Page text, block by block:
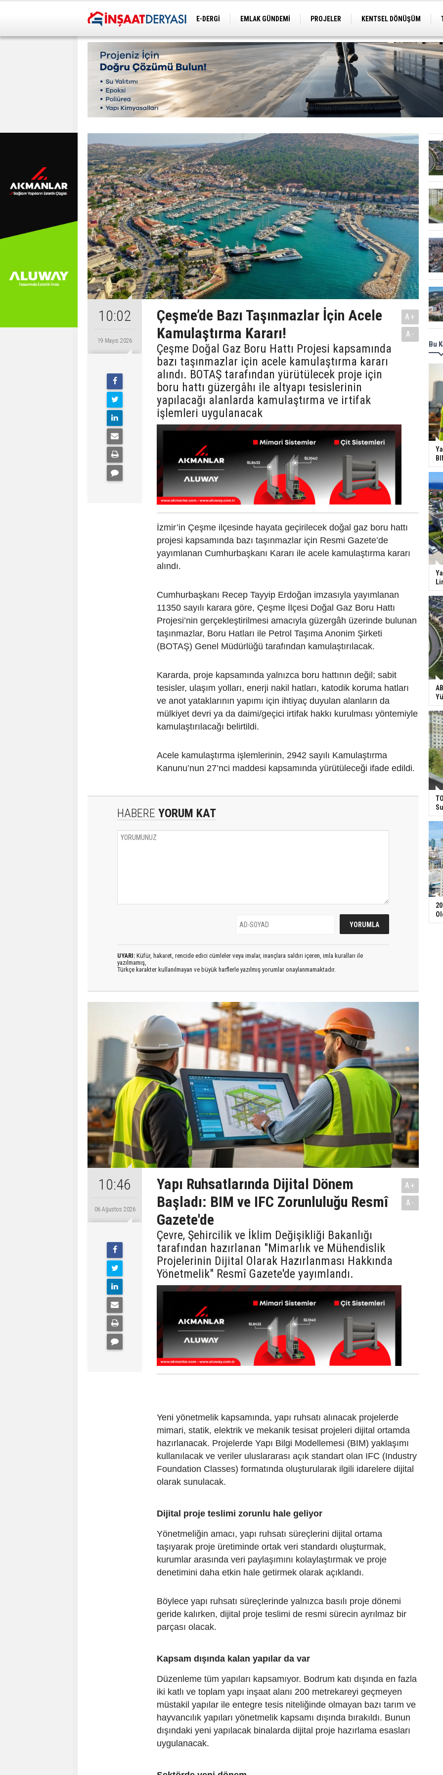
E-DERGİ EMLAK GÜNDEMİ PROJELER KENTSEL DÖNÜŞÜM
10:02
19 Mayıs 2026
Çeşme’de Bazı Taşınmazlar İçin Acele
Kamulaştırma Kararı!
Çeşme Doğal Gaz Boru Hattı Projesi kapsamında
bazı taşınmazlar için acele kamulaştırma kararı
alındı. BOTAŞ tarafından yürütülecek proje için
boru hattı güzergâhı ile altyapı tesislerinin
yapılacağı alanlarda kamulaştırma ve irtifak
işlemleri uygulanacak
A+
A-
İzmir’in Çeşme ilçesinde hayata geçirilecek doğal gaz boru hattı
projesi kapsamında bazı taşınmazlar için Resmi Gazete’de
yayımlanan Cumhurbaşkanı Kararı ile acele kamulaştırma kararı
alındı.
Cumhurbaşkanı Recep Tayyip Erdoğan imzasıyla yayımlanan
11350 sayılı karara göre, Çeşme İlçesi Doğal Gaz Boru Hattı
Projesi’nin gerçekleştirilmesi amacıyla güzergâh üzerinde bulunan
taşınmazlar, Boru Hatları ile Petrol Taşıma Anonim Şirketi
(BOTAŞ) Genel Müdürlüğü tarafından kamulaştırılacak.
Kararda, proje kapsamında yalnızca boru hattının değil; sabit
tesisler, ulaşım yolları, enerji nakil hatları, katodik koruma hatları
ve anot yataklarının yapımı için ihtiyaç duyulan alanların da
mülkiyet devri ya da daimi/geçici irtifak hakkı kurulması yöntemiyle
kamulaştırılacağı belirtildi.
Acele kamulaştırma işlemlerinin, 2942 sayılı Kamulaştırma
Kanunu’nun 27’nci maddesi kapsamında yürütüleceği ifade edildi.
HABERE YORUM KAT
UYARI: Küfür, hakaret, rencide edici cümleler veya imalar, inançlara saldırı içeren, imla kuralları ile
yazılmamış,
Türkçe karakter kullanılmayan ve büyük harflerle yazılmış yorumlar onaylanmamaktadır.
10:46
06 Ağustos 2026
Yapı Ruhsatlarında Dijital Dönem
Başladı: BIM ve IFC Zorunluluğu Resmî
Gazete'de
Çevre, Şehircilik ve İklim Değişikliği Bakanlığı
tarafından hazırlanan "Mimarlık ve Mühendislik
Projelerinin Dijital Olarak Hazırlanması Hakkında
Yönetmelik" Resmî Gazete'de yayımlandı.
A+
A-
Yeni yönetmelik kapsamında, yapı ruhsatı alınacak projelerde
mimari, statik, elektrik ve mekanik tesisat projeleri dijital ortamda
hazırlanacak. Projelerde Yapı Bilgi Modellemesi (BIM) yaklaşımı
kullanılacak ve veriler uluslararası açık standart olan IFC (Industry
Foundation Classes) formatında oluşturularak ilgili idarelere dijital
olarak sunulacak.
Dijital proje teslimi zorunlu hale geliyor
Yönetmeliğin amacı, yapı ruhsatı süreçlerini dijital ortama
taşıyarak proje üretiminde ortak veri standardı oluşturmak,
kurumlar arasında veri paylaşımını kolaylaştırmak ve proje
denetimini daha etkin hale getirmek olarak açıklandı.
Böylece yapı ruhsatı süreçlerinde yalnızca basılı proje dönemi
geride kalırken, dijital proje teslimi de resmi sürecin ayrılmaz bir
parçası olacak.
Kapsam dışında kalan yapılar da var
Düzenleme tüm yapıları kapsamıyor. Bodrum katı dışında en fazla
iki katlı ve toplam yapı inşaat alanı 200 metrekareyi geçmeyen
müstakil yapılar ile entegre tesis niteliğinde olmayan bazı tarım ve
hayvancılık yapıları yönetmelik kapsamı dışında bırakıldı. Bunun
dışındaki yeni yapılacak binalarda dijital proje hazırlama esasları
uygulanacak.
Bu